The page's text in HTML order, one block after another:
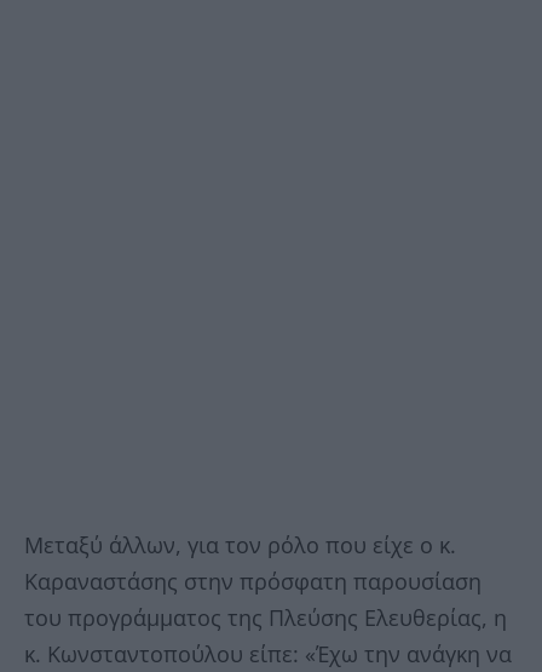
Μεταξύ άλλων, για τον ρόλο που είχε ο κ.
Καραναστάσης στην πρόσφατη παρουσίαση
του προγράμματος της Πλεύσης Ελευθερίας, η
κ. Κωνσταντοπούλου είπε: «Έχω την ανάγκη να